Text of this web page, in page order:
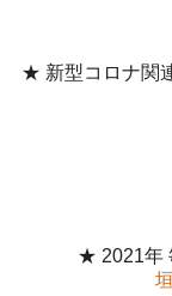
★ 新型コロナ関
★ 2021年